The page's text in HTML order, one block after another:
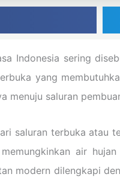
Indonesia sering
yang
menuju saluran
saluran terbuka atau
air
modern dilengkapi